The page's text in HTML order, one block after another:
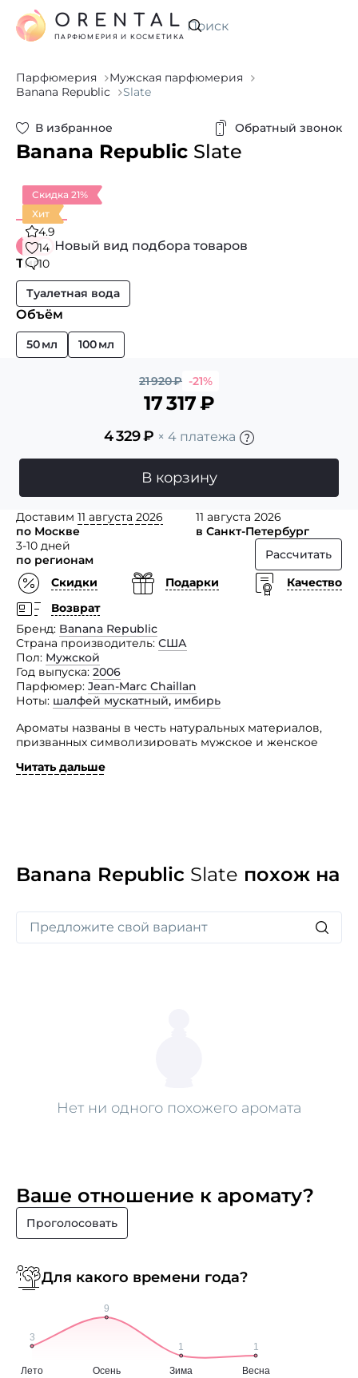
Искать
ORENTAL
ПАРФЮМЕРИЯ И КОСМЕТИКА
Парфюмерия
Мужская парфюмерия
Banana Republic
Slate
В избранное Обратный звонок
Banana Republic Slate
Скидка 21%
Хит
4.9
14
10
Новый вид подбора товаров
Тип
Туалетная вода
Объём
50 мл 100 мл
21 920₽ -21%
17 317₽
4 329₽ × 4 платежа
В корзину
Доставим 11 августа 2026
по Москве
11 августа 2026
в Санкт-Петербург
3-10 дней
по регионам
Рассчитать
Скидки
Подарки
Качество
Возврат
Бренд Banana Republic
Страна производитель США
Пол Мужской
Год выпуска 2006
Парфюмер Jean-Marc Chaillan
Ноты шалфей мускатный, имбирь
Ароматы названы в честь натуральных материалов,
призванных символизировать мужское и женское
и дарит ощущение чистоты и свежести. Ароматы трав
и специй сплетаются воедино, наполняя
Составляющие ноты аромата: талая цитрусовая вода,
мускатный шалфей и корень имбиря.
Читать дальше
Banana Republic Slate похож на
Нет ни одного похожего аромата
Ваше отношение к аромату?
Проголосовать
Для какого времени года?